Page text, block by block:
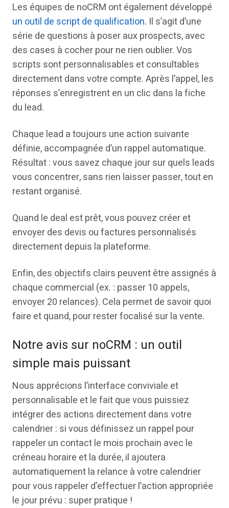
Les équipes de noCRM ont également développé
un outil de script de qualification. Il s’agit d’une
série de questions à poser aux prospects, avec
des cases à cocher pour ne rien oublier. Vos
scripts sont personnalisables et consultables
directement dans votre compte. Après l’appel, les
réponses s’enregistrent en un clic dans la fiche
du lead.
Chaque lead a toujours une action suivante
définie, accompagnée d’un rappel automatique.
Résultat : vous savez chaque jour sur quels leads
vous concentrer, sans rien laisser passer, tout en
restant organisé.
Quand le deal est prêt, vous pouvez créer et
envoyer des devis ou factures personnalisés
directement depuis la plateforme.
Enfin, des objectifs clairs peuvent être assignés à
chaque commercial (ex. : passer 10 appels,
envoyer 20 relances). Cela permet de savoir quoi
faire et quand, pour rester focalisé sur la vente.
Notre avis sur noCRM : un outil
simple mais puissant
Nous apprécions l’interface conviviale et
personnalisable et le fait que vous puissiez
intégrer des actions directement dans votre
calendrier : si vous définissez un rappel pour
rappeler un contact le mois prochain avec le
créneau horaire et la durée, il ajoutera
automatiquement la relance à votre calendrier
pour vous rappeler d’effectuer l’action appropriée
le jour prévu : super pratique !